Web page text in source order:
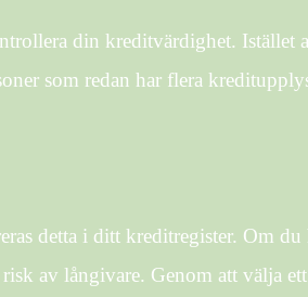
din kreditvärdighet. Istället
som redan har flera
detta i ditt kreditregister. Om du
av långivare. Genom att välja ett